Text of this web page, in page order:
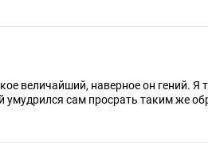
величайший, наверное он гений. Я
умудрился сам просрать таким же